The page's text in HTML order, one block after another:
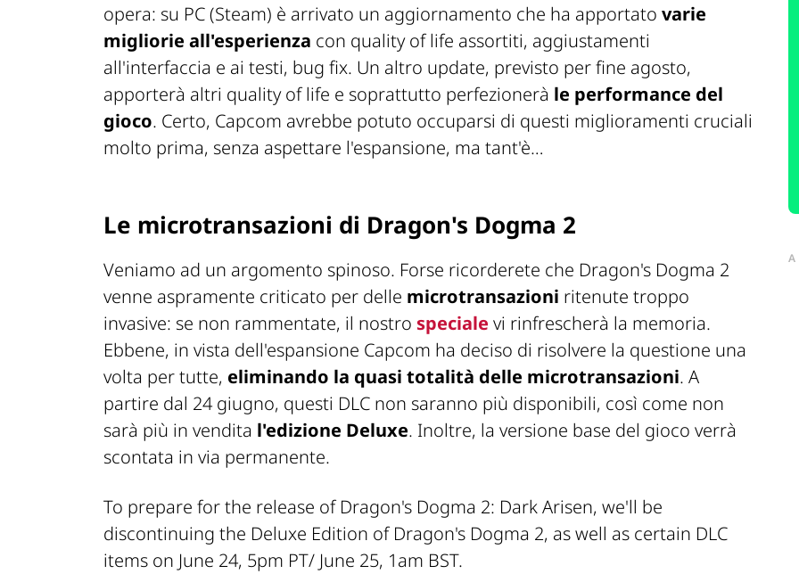
opera: su PC (Steam) è arrivato un aggiornamento che ha apportato varie
migliorie all'esperienza con quality of life assortiti, aggiustamenti
all'interfaccia e ai testi, bug fix. Un altro update, previsto per fine agosto,
apporterà altri quality of life e soprattutto perfezionerà le performance del
gioco. Certo, Capcom avrebbe potuto occuparsi di questi miglioramenti cruciali
molto prima, senza aspettare l'espansione, ma tant'è…
Le microtransazioni di Dragon's Dogma 2
Veniamo ad un argomento spinoso. Forse ricorderete che Dragon's Dogma 2
venne aspramente criticato per delle microtransazioni ritenute troppo
invasive: se non rammentate, il nostro speciale vi rinfrescherà la memoria.
Ebbene, in vista dell'espansione Capcom ha deciso di risolvere la questione una
volta per tutte, eliminando la quasi totalità delle microtransazioni. A
partire dal 24 giugno, questi DLC non saranno più disponibili, così come non
sarà più in vendita l'edizione Deluxe. Inoltre, la versione base del gioco verrà
scontata in via permanente.
To prepare for the release of Dragon's Dogma 2: Dark Arisen, we'll be
discontinuing the Deluxe Edition of Dragon's Dogma 2, as well as certain DLC
items on June 24, 5pm PT/ June 25, 1am BST.